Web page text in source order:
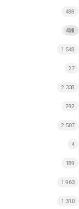
488
MI
422
1 548
27
2 338
292
2 507
4
189
1 963
1 310